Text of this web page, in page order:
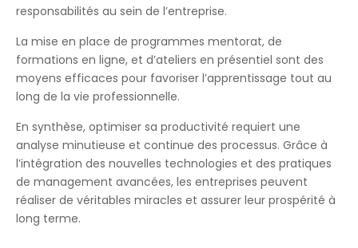
responsabilités au sein de l’entreprise.
La mise en place de programmes mentorat, de
formations en ligne, et d’ateliers en présentiel sont des
moyens efficaces pour favoriser l’apprentissage tout au
long de la vie professionnelle.
En synthèse, optimiser sa productivité requiert une
analyse minutieuse et continue des processus. Grâce à
l’intégration des nouvelles technologies et des pratiques
de management avancées, les entreprises peuvent
réaliser de véritables miracles et assurer leur prospérité à
long terme.